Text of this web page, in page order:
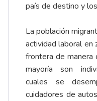
país de destino y
La población
actividad laboral en
frontera de manera
mayoría son
cuales se
cuidadores de